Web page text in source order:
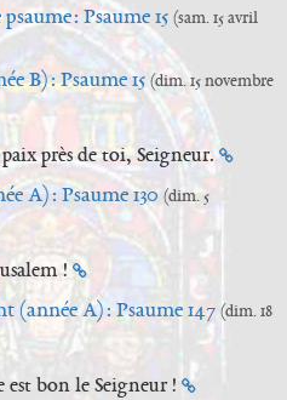
: Psaume 15 (sam. 15 avril
B) : Psaume 15 (dim. 15 novembre
près de toi, Seigneur.
A) : Psaume 130 (dim. 5
!
(année A) : Psaume 147 (dim. 18
bon le Seigneur !